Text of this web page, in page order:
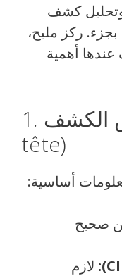
وتحليل كشف
ركز مليح،
أهمية
1. معلومات رأس الكشف (En-
tête)
أساسية:
صحيح
لازم